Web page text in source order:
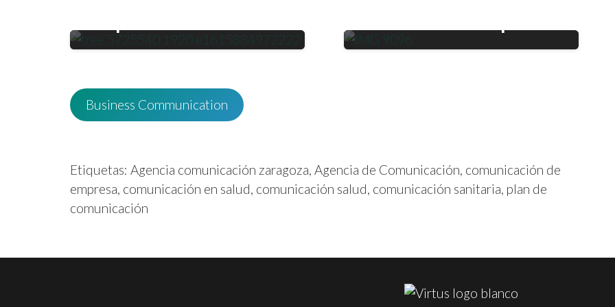
Business Communication
Etiquetas: Agencia comunicación zaragoza, Agencia de Comunicación, comunicación de
empresa, comunicación en salud, comunicación salud, comunicación sanitaria, plan de
comunicación